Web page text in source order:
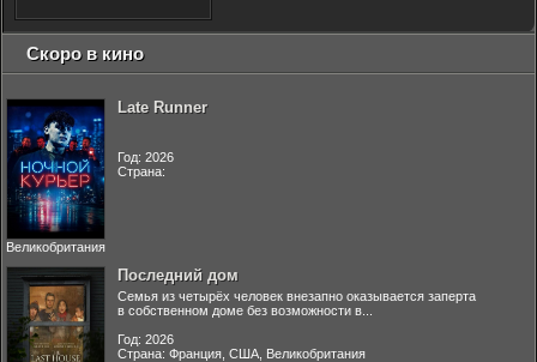
Скоро в кино
Late Runner
Год: 2026
Страна:
Великобритания
Последний дом
Семья из четырёх человек внезапно оказывается заперта
в собственном доме без возможности в...
Год: 2026
Страна: Франция, США, Великобритания